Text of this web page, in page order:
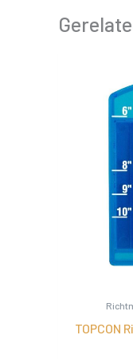
TOPCON